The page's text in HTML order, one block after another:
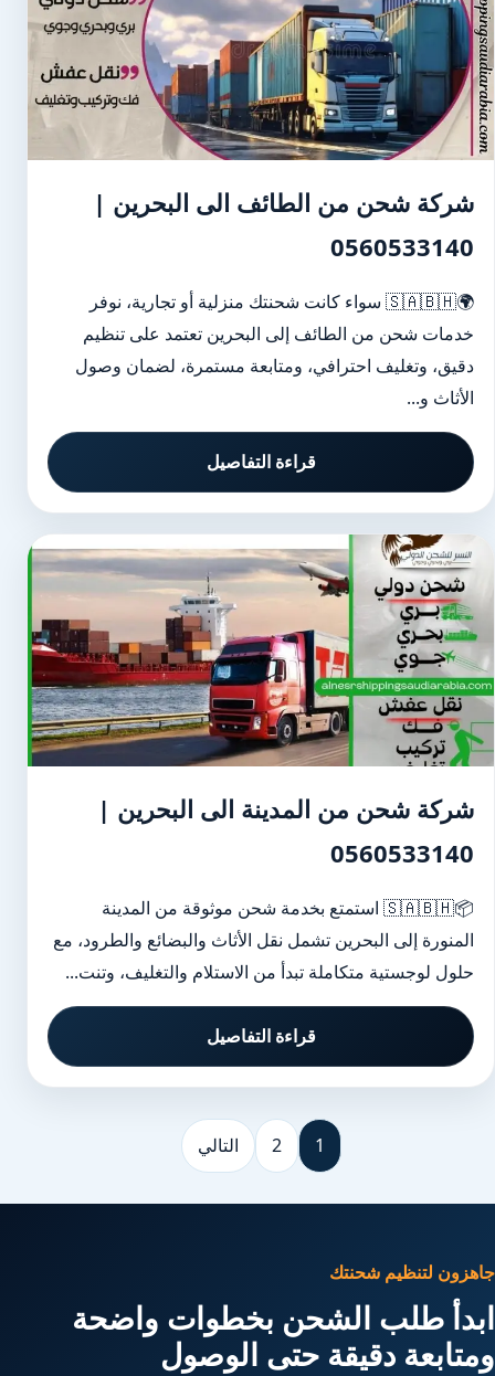
شركة شحن من الطائف الى البحرين |
0560533140
🌍🇸🇦🇧🇭 سواء كانت شحنتك منزلية أو تجارية، نوفر
خدمات شحن من الطائف إلى البحرين تعتمد على تنظيم
دقيق، وتغليف احترافي، ومتابعة مستمرة، لضمان وصول
الأثاث و...
قراءة التفاصيل
شركة شحن من المدينة الى البحرين |
0560533140
📦🇸🇦🇧🇭 استمتع بخدمة شحن موثوقة من المدينة
المنورة إلى البحرين تشمل نقل الأثاث والبضائع والطرود، مع
حلول لوجستية متكاملة تبدأ من الاستلام والتغليف، وتنت...
قراءة التفاصيل
1
2 التالي
جاهزون لتنظيم شحنتك
ابدأ طلب الشحن بخطوات واضحة
ومتابعة دقيقة حتى الوصول